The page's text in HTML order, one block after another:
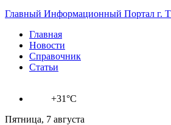
Главный Информационный Портал г.
Главная
Новости
Справочник
Статьи
+31°C
Пятница, 7 августа